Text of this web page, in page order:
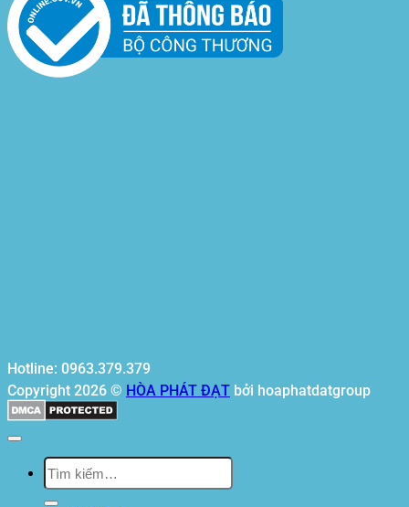
Hotline: 0963.379.379
Copyright 2026 © HÒA PHÁT ĐẠT bởi hoaphatdatgroup
Tìm
kiếm: